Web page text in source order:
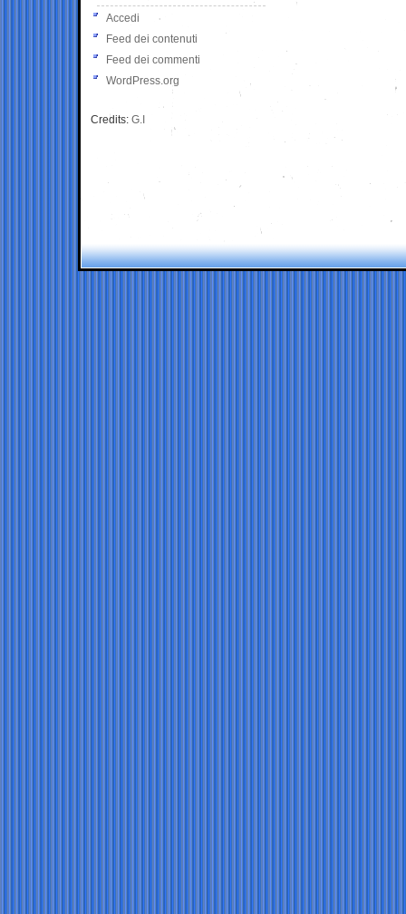
Accedi
Feed dei contenuti
Feed dei commenti
WordPress.org
Credits: G.I